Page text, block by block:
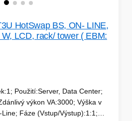
HotSwap BS, ON- LINE,
LCD, rack/ tower ( EBM:
Použití:Server, Data Center;
výkon VA:3000; Výška v
Fáze (Vstup/Výstup):1:1;